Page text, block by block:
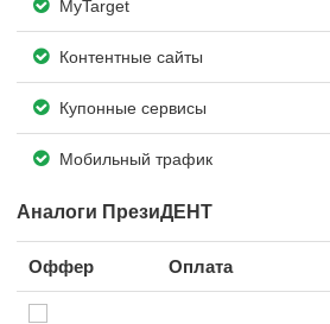
MyTarget
Контентные сайты
Купонные сервисы
Мобильный трафик
Аналоги ПрезиДЕНТ
Оффер Оплата